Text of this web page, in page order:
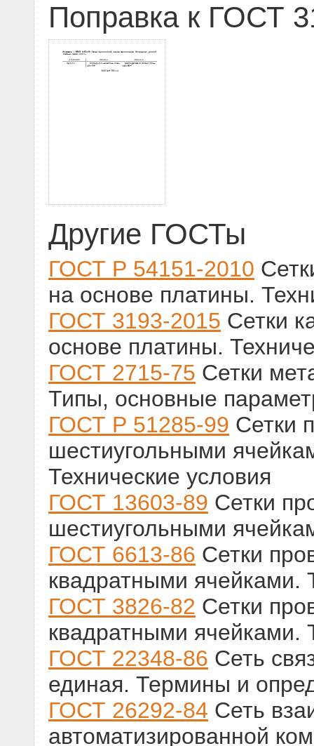
Поправка к ГОСТ
Другие ГОСТы
ГОСТ Р 54151-2010
на основе платины.
ГОСТ 3193-2015 Сетки
основе платины.
ГОСТ 2715-75 Сетки
Типы, основные
ГОСТ Р 51285-99 Сетки
шестиугольными
Технические условия
ГОСТ 13603-89 Сетки
шестиугольными
ГОСТ 6613-86 Сетки
квадратными ячейками.
ГОСТ 3826-82 Сетки
квадратными ячейками.
ГОСТ 22348-86 Сеть
единая. Термины и
ГОСТ 26292-84 Сеть
автоматизированной